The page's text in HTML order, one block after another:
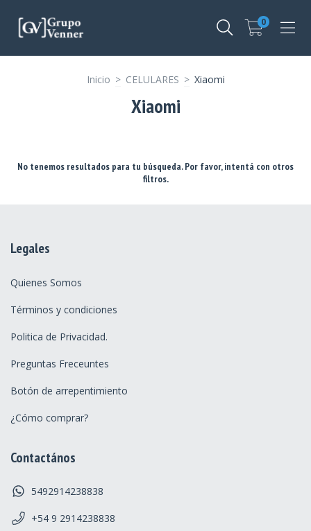
0
Inicio > CELULARES > Xiaomi
Xiaomi
No tenemos resultados para tu búsqueda. Por favor, intentá con otros
filtros.
Legales
Quienes Somos
Términos y condiciones
Politica de Privacidad.
Preguntas Freceuntes
Botón de arrepentimiento
¿Cómo comprar?
Contactános
5492914238838
+54 9 2914238838